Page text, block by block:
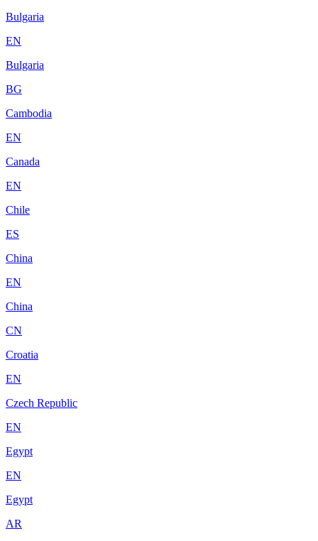
Bulgaria
EN
Bulgaria
BG
Cambodia
EN
Canada
EN
Chile
ES
China
EN
China
CN
Croatia
EN
Czech Republic
EN
Egypt
EN
Egypt
AR